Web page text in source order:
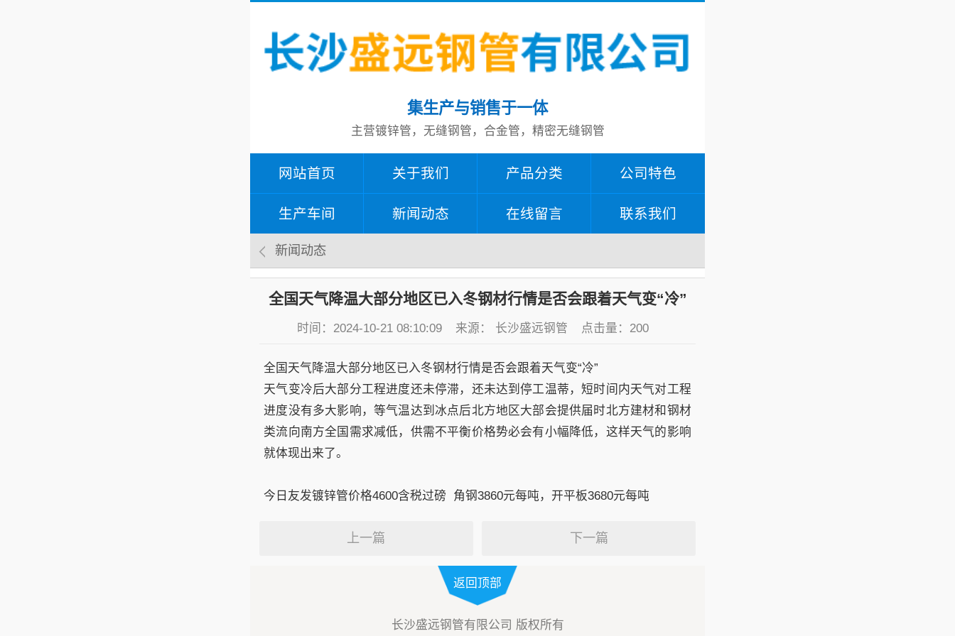
集生产与销售于一体
主营镀锌管，无缝钢管，合金管，精密无缝钢管
网站首页 关于我们 产品分类 公司特色
生产车间 新闻动态 在线留言 联系我们
新闻动态
全国天气降温大部分地区已入冬钢材行情是否会跟着天气变“冷”
时间：2024-10-21 08:10:09 来源： 长沙盛远钢管 点击量： 200
全国天气降温大部分地区已入冬钢材行情是否会跟着天气变“冷”
天气变冷后大部分工程进度还未停滞，还未达到停工温蒂，短时间内天气对工程
进度没有多大影响，等气温达到冰点后北方地区大部会提供届时北方建材和钢材
类流向南方全国需求减低，供需不平衡价格势必会有小幅降低，这样天气的影响
就体现出来了。
今日友发镀锌管价格4600含税过磅 角钢3860元每吨，开平板3680元每吨
上一篇 下一篇
返回顶部
长沙盛远钢管有限公司 版权所有